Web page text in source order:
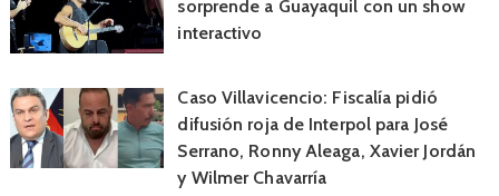
sorprende a Guayaquil con un show
interactivo
Caso Villavicencio: Fiscalía pidió
difusión roja de Interpol para José
Serrano, Ronny Aleaga, Xavier Jordán
y Wilmer Chavarría